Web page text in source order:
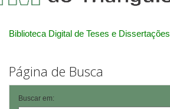
Biblioteca Digital de Teses e Dissertações
Página de Busca
Buscar em: